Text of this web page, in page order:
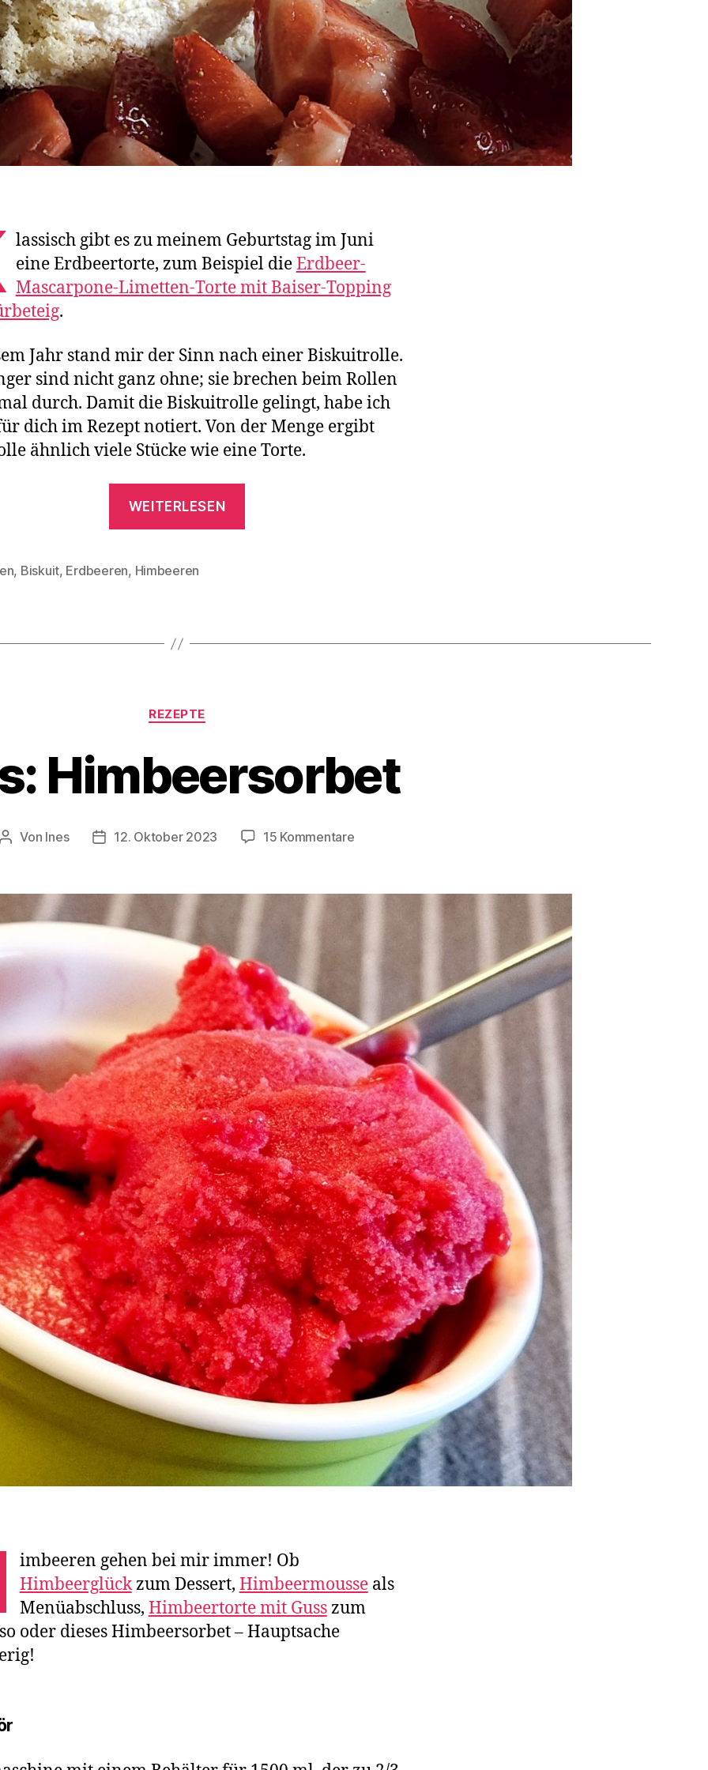
lassisch gibt es zu meinem Geburtstag im Juni
eine Erdbeertorte, zum Beispiel dieErdbeer-
Mascarpone-Limetten-Torte mit Baiser-Topping
.
Jahr stand mir der Sinn nach einer Biskuitrolle.
sind nicht ganz ohne; sie brechen beim Rollen
durch. Damit die Biskuitrolle gelingt, habe ich
dich im Rezept notiert. Von der Menge ergibt
ähnlich viele Stücke wie eine Torte.
WEITERLESEN
Erdbeeren“
, Biskuit, Erdbeeren, Himbeeren
Kategorien
REZEPTE
Himbeersorbet
Beitragsautor
Von Ines Veröffentlichungsdatum
12. Oktober 2023 15 Kommentarezu
imbeeren gehen bei mir immer! Ob
Himbeerglückzum Dessert, Himbeermousseals
Menüabschluss, Himbeertorte mit Gusszum
oder dieses Himbeersorbet – Hauptsache